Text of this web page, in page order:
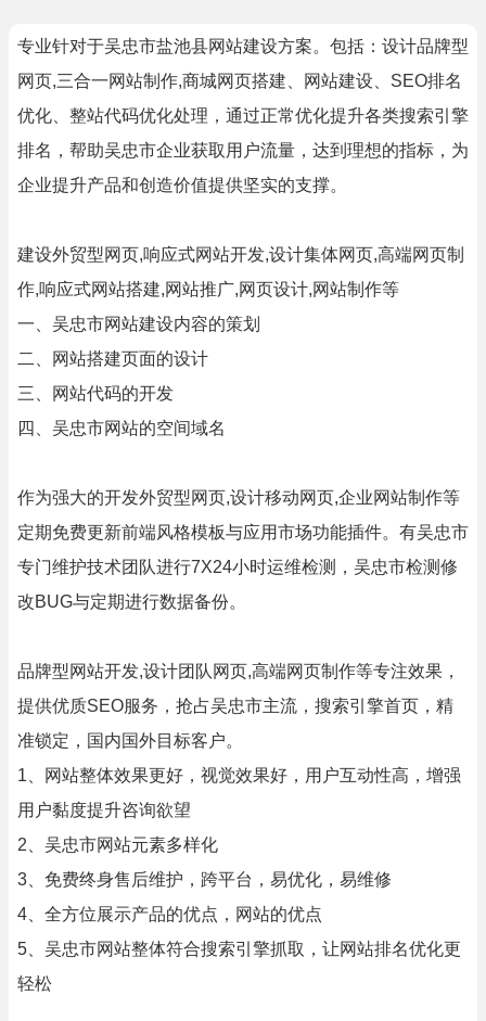
专业针对于吴忠市盐池县网站建设方案。包括：设计品牌型
网页,三合一网站制作,商城网页搭建、网站建设、SEO排名
优化、整站代码优化处理，通过正常优化提升各类搜索引擎
排名，帮助吴忠市企业获取用户流量，达到理想的指标，为
企业提升产品和创造价值提供坚实的支撑。
建设外贸型网页,响应式网站开发,设计集体网页,高端网页制
作,响应式网站搭建,网站推广,网页设计,网站制作等
一、吴忠市网站建设内容的策划
二、网站搭建页面的设计
三、网站代码的开发
四、吴忠市网站的空间域名
作为强大的开发外贸型网页,设计移动网页,企业网站制作等
定期免费更新前端风格模板与应用市场功能插件。有吴忠市
专门维护技术团队进行7X24小时运维检测，吴忠市检测修
改BUG与定期进行数据备份。
品牌型网站开发,设计团队网页,高端网页制作等专注效果，
提供优质SEO服务，抢占吴忠市主流，搜索引擎首页，精
准锁定，国内国外目标客户。
1、网站整体效果更好，视觉效果好，用户互动性高，增强
用户黏度提升咨询欲望
2、吴忠市网站元素多样化
3、免费终身售后维护，跨平台，易优化，易维修
4、全方位展示产品的优点，网站的优点
5、吴忠市网站整体符合搜索引擎抓取，让网站排名优化更
轻松